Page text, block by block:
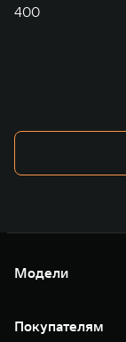
400
Модели
TANK 400
TANK 500
Покупателям